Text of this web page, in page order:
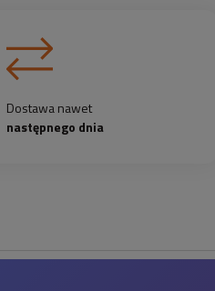
Dostawa nawet
następnego dnia